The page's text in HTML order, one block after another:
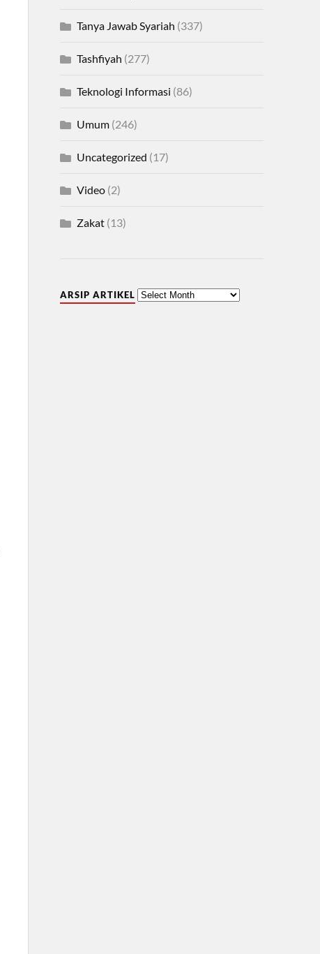
Tanya Jawab Syariah (337)
Tashfiyah (277)
Teknologi Informasi (86)
Umum(246)
Uncategorized (17)
Video(2)
Zakat(13)
ARSIP ARTIKEL